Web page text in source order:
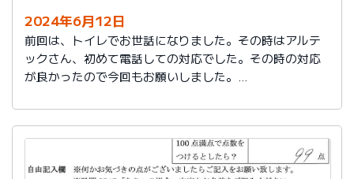
2024年6月12日
前回は、トイレでお世話になりました。その時はアルテ
ックさん、初めて電話しての対応でした。その時の対応
が良かったので今回もお願いしました。
時はよろしくお願いします。